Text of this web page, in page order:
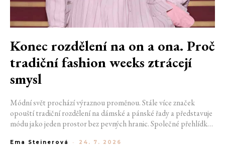
Konec rozdělení na on a ona. Proč
tradiční fashion weeks ztrácejí
smysl
Módní svět prochází výraznou proměnou. Stále více značek
opouští tradiční rozdělení na dámské a pánské řady a představuje
módu jako jeden prostor bez pevných hranic. Společné přehlídky,
klasické týdny módy mohou brzy vypadat úplně jinak.
Ema Steinerová - 24. 7. 2026